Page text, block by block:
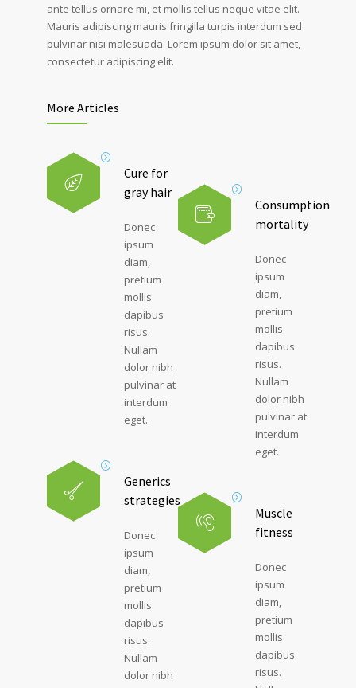
ante tellus ornare mi, et mollis tellus neque vitae elit.
Mauris adipiscing mauris fringilla turpis interdum sed
pulvinar nisi malesuada. Lorem ipsum dolor sit amet,
consectetur adipiscing elit.
More Articles
Cure for
gray hair
Donec
ipsum
diam,
pretium
mollis
dapibus
risus.
Nullam
dolor nibh
pulvinar at
interdum
eget.
Generics
strategies
Donec
ipsum
diam,
pretium
mollis
dapibus
risus.
Nullam
dolor nibh
Consumption
mortality
Donec
ipsum
diam,
pretium
mollis
dapibus
risus.
Nullam
dolor nibh
pulvinar at
interdum
eget.
Muscle
fitness
Donec
ipsum
diam,
pretium
mollis
dapibus
risus.